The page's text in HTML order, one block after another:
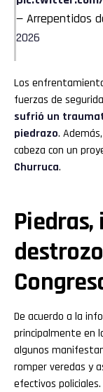
— Arrepentidos
2026
Los
fuerzas de
sufrió un
piedrazo.
cabeza con un
Churruca.
Piedras,
De acuerdo a la
principalmente en
algunos
romper veredas y
efectivos policiales.